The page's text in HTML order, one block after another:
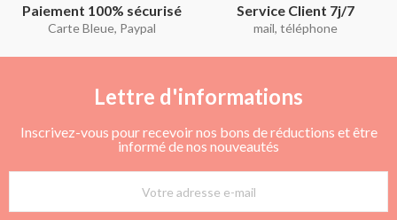
Paiement 100% sécurisé
Carte Bleue, Paypal
Service Client 7j/7
mail, téléphone
Lettre d'informations
Inscrivez-vous pour recevoir nos bons de réductions et être
informé de nos nouveautés